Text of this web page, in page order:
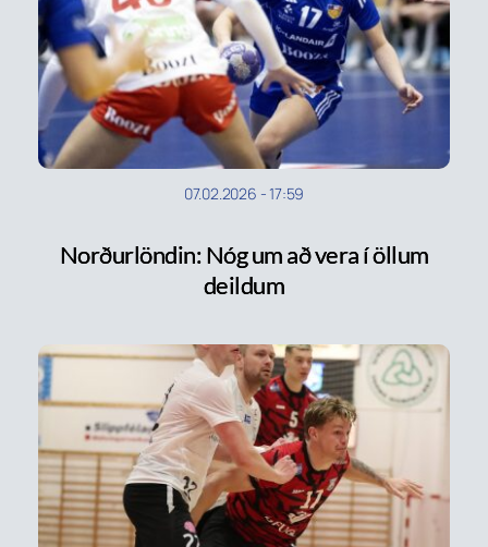
07.02.2026 -17:59
Norðurlöndin: Nóg um að vera í öllum
deildum